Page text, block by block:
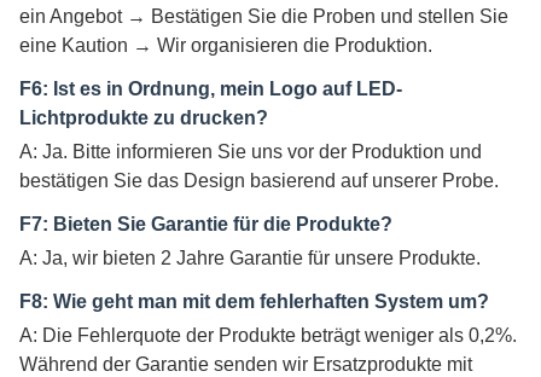
ein Angebot → Bestätigen Sie die Proben und stellen Sie
eine Kaution → Wir organisieren die Produktion.
F6: Ist es in Ordnung, mein Logo auf LED-
Lichtprodukte zu drucken?
A: Ja. Bitte informieren Sie uns vor der Produktion und
bestätigen Sie das Design basierend auf unserer Probe.
F7: Bieten Sie Garantie für die Produkte?
A: Ja, wir bieten 2 Jahre Garantie für unsere Produkte.
F8: Wie geht man mit dem fehlerhaften System um?
A: Die Fehlerquote der Produkte beträgt weniger als 0,2%.
Während der Garantie senden wir Ersatzprodukte mit